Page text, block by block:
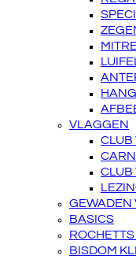
VLAGGEN
CLUB
CLUB
GEWADEN
BASICS
BISDOM